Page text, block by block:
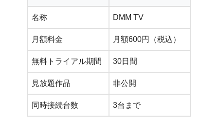
名称 DMM TV
月額料金 月額600円（税込）
無料トライアル期間 30日間
見放題作品 非公開
同時接続台数 3台まで